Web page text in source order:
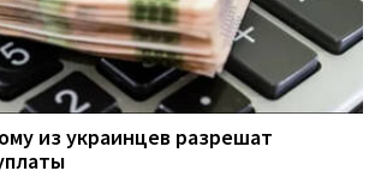
из украинцев разрешат